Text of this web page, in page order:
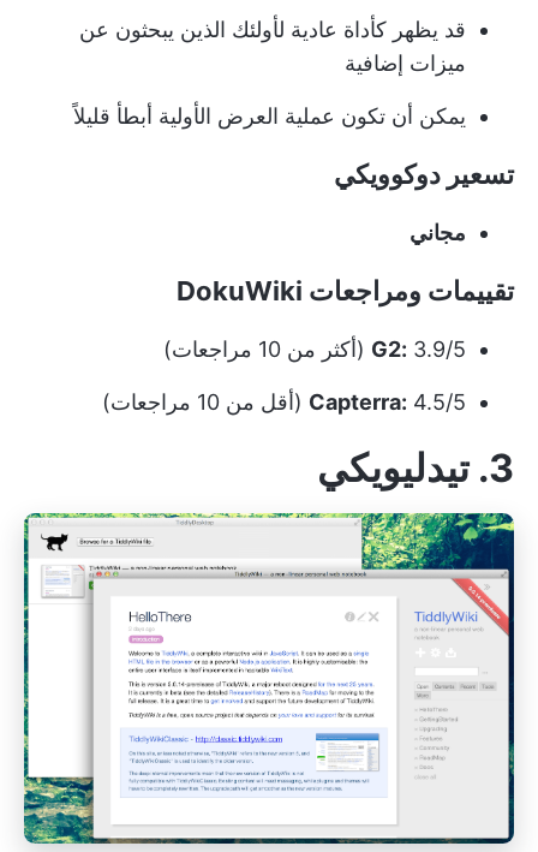
قد يظهر كأداة عادية لأولئك الذين يبحثون عن
ميزات إضافية
يمكن أن تكون عملية العرض الأولية أبطأ قليلاً
تسعير دوكوويكي
مجاني
تقييمات ومراجعات DokuWiki
G2: 3.9/5 (أكثر من 10 مراجعات)
Capterra: 4.5/5 (أقل من 10 مراجعات)
3. تيدليويكي